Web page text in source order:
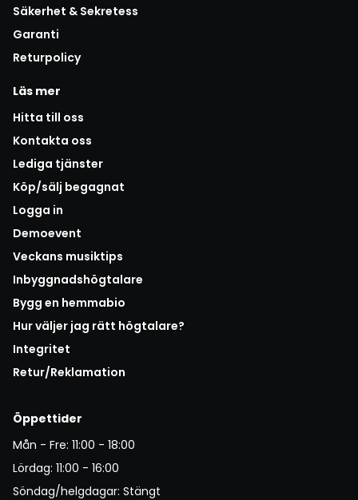
Säkerhet & Sekretess
Garanti
Returpolicy
Läs mer
Hitta till oss
Kontakta oss
Lediga tjänster
Köp/sälj begagnat
Logga in
Demoevent
Veckans musiktips
Inbyggnadshögtalare
Bygg en hemmabio
Hur väljer jag rätt högtalare?
Integritet
Retur/Reklamation
Öppettider
Mån - Fre: 11:00 - 18:00
Lördag: 11:00 - 16:00
Söndag/helgdagar: Stängt